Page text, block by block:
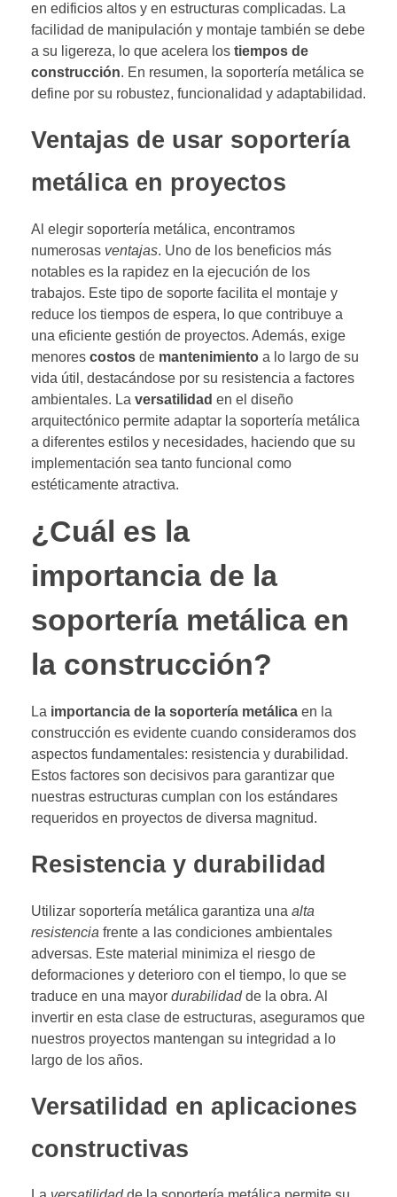
en edificios altos y en estructuras complicadas. La
facilidad de manipulación y montaje también se debe
a su ligereza, lo que acelera los tiempos de
construcción. En resumen, la soportería metálica se
define por su robustez, funcionalidad y adaptabilidad.
Ventajas de usar soportería
metálica en proyectos
Al elegir soportería metálica, encontramos
numerosas ventajas. Uno de los beneficios más
notables es la rapidez en la ejecución de los
trabajos. Este tipo de soporte facilita el montaje y
reduce los tiempos de espera, lo que contribuye a
una eficiente gestión de proyectos. Además, exige
menores costos de mantenimiento a lo largo de su
vida útil, destacándose por su resistencia a factores
ambientales. La versatilidad en el diseño
arquitectónico permite adaptar la soportería metálica
a diferentes estilos y necesidades, haciendo que su
implementación sea tanto funcional como
estéticamente atractiva.
¿Cuál es la
importancia de la
soportería metálica en
la construcción?
La importancia de la soportería metálica en la
construcción es evidente cuando consideramos dos
aspectos fundamentales: resistencia y durabilidad.
Estos factores son decisivos para garantizar que
nuestras estructuras cumplan con los estándares
requeridos en proyectos de diversa magnitud.
Resistencia y durabilidad
Utilizar soportería metálica garantiza una alta
resistencia frente a las condiciones ambientales
adversas. Este material minimiza el riesgo de
deformaciones y deterioro con el tiempo, lo que se
traduce en una mayor durabilidadde la obra. Al
invertir en esta clase de estructuras, aseguramos que
nuestros proyectos mantengan su integridad a lo
largo de los años.
Versatilidad en aplicaciones
constructivas